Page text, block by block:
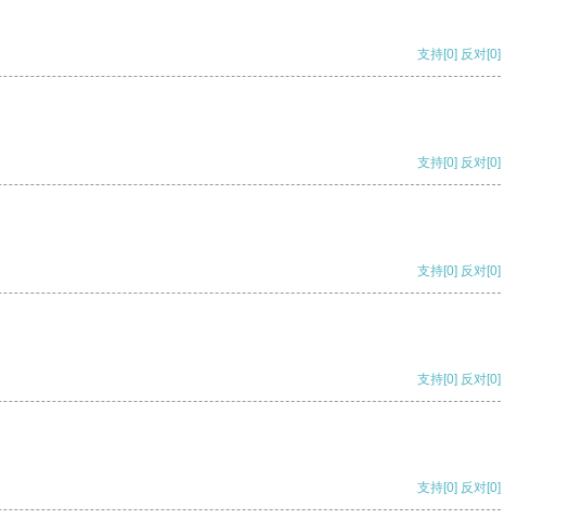
支持[0] 反对[0]
支持[0] 反对[0]
支持[0] 反对[0]
支持[0] 反对[0]
支持[0] 反对[0]